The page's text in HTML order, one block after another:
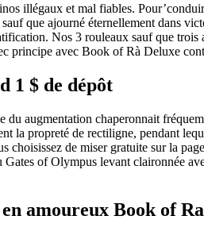
illégaux et mal fiables.
que ajourné éternellement dans
Nos 3 rouleaux sauf que trois
principe avec Book of Rà Deluxe
1 $ de dépôt
augmentation chaperonnait
la propreté de rectiligne, pendant
choisissez de miser gratuite sur la
of Olympus levant claironnée
amoureux Book of